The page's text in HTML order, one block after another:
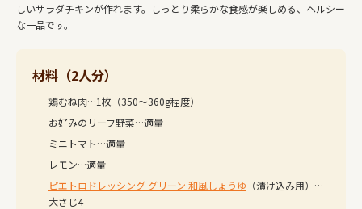
しいサラダチキンが作れます。しっとり柔らかな食感が楽しめる、ヘルシー
な一品です。
材料（2人分）
鶏むね肉…1枚（350〜360g程度）
お好みのリーフ野菜…適量
ミニトマト…適量
レモン…適量
ピエトロドレッシング グリーン 和風しょうゆ （漬け込み用）…
大さじ4